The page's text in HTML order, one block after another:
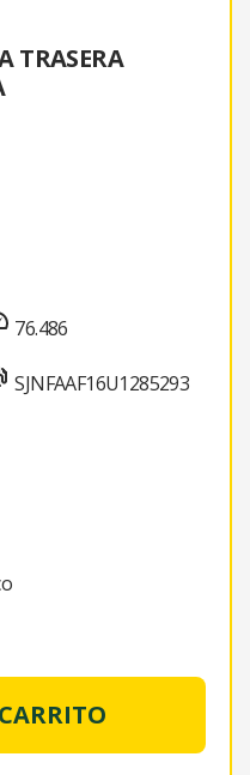
TRASERA
76.486
SJNFAAF16U1285293